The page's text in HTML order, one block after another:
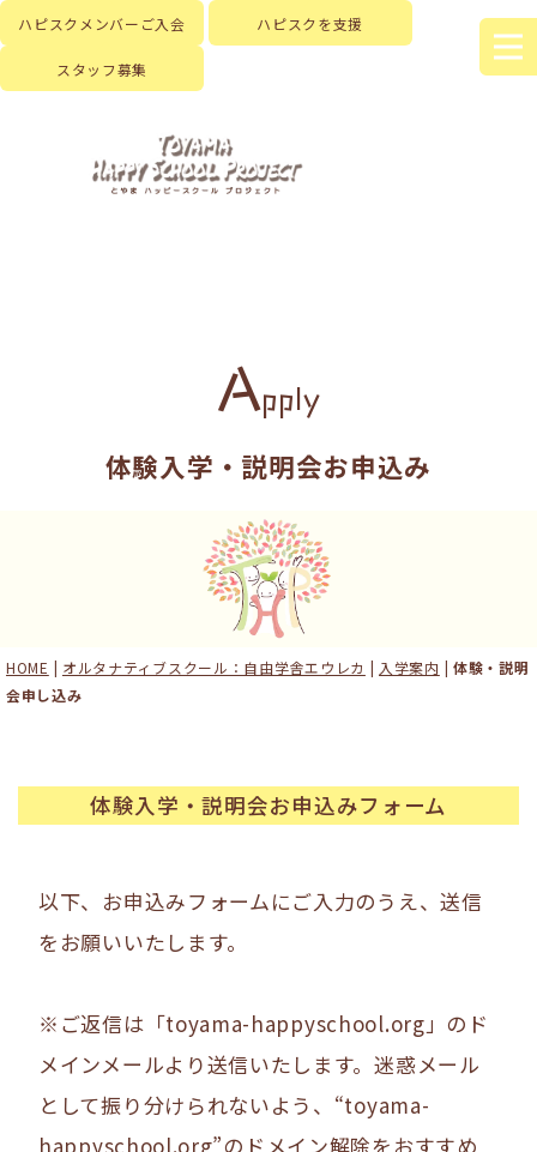
ハピスクメンバーご入会 ハピスクを支援
スタッフ募集
Apply
体験入学・説明会お申込み
HOME | オルタナティブスクール：自由学舎エウレカ | 入学案内 | 体験・説明
会申し込み
体験入学・説明会お申込みフォーム
以下、お申込みフォームにご入力のうえ、送信
をお願いいたします。
※ご返信は「toyama-happyschool.org」のド
メインメールより送信いたします。迷惑メール
として振り分けられないよう、“toyama-
happyschool.org”のドメイン解除をおすすめ